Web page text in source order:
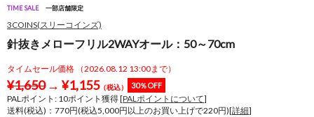
TIME SALE 一部店舗限定
3COINS(スリーコインズ)
針抜きメローフリル2WAYオール：50～70cm
タイムセール価格 （2026.08.12 13:00まで）
¥1,650→ ¥1,155（税込） 30％OFF
PALポイント: 10ポイント獲得 [PALポイントについて]
送料(税込)：770円(税込5,000円以上のお買い上げで220円)[詳細]